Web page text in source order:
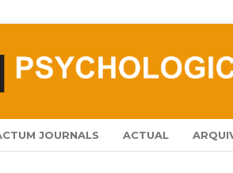
JOURNALS ACTUAL